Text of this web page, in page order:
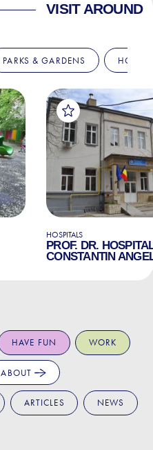
VISIT AROUND
PARKS & GARDENS
HOSPITALS
PROF. DR.
CONSTANTIN
HAVE FUN WORK
ABOUT
ARTICLES NEWS